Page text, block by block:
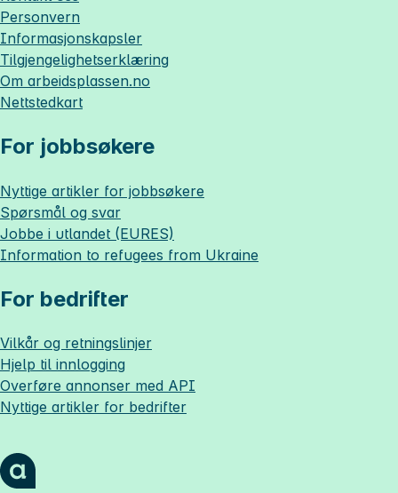
Personvern
Informasjonskapsler
Tilgjengelighetserklæring
Om arbeidsplassen.no
Nettstedkart
For jobbsøkere
Nyttige artikler for jobbsøkere
Spørsmål og svar
Jobbe i utlandet (EURES)
Information to refugees from Ukraine
For bedrifter
Vilkår og retningslinjer
Hjelp til innlogging
Overføre annonser med API
Nyttige artikler for bedrifter